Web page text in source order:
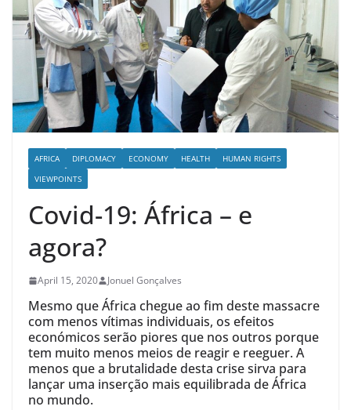
AFRICA DIPLOMACY ECONOMY HEALTH
HUMAN RIGHTS
VIEWPOINTS
Covid-19: África – e
agora?
April 15, 2020 Jonuel Gonçalves
Mesmo que África chegue ao fim deste massacre
com menos vítimas individuais, os efeitos
económicos serão piores que nos outros porque
tem muito menos meios de reagir e reeguer. A
menos que a brutalidade desta crise sirva para
lançar uma inserção mais equilibrada de África
no mundo.